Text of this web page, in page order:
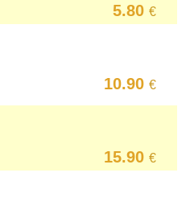
5.80€
10.90€
15.90€